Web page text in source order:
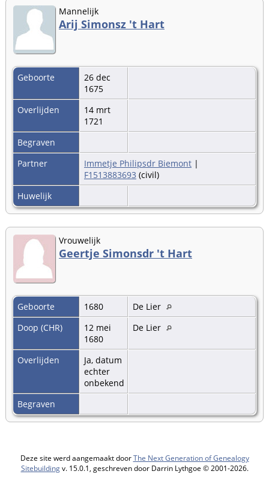
Mannelijk
Arij Simonsz 't Hart
Geboorte
26 dec
1675
Overlijden
14 mrt
1721
Begraven
Partner
Immetje Philipsdr Biemont |
F1513883693 (civil)
Huwelijk
Vrouwelijk
Geertje Simonsdr 't Hart
Geboorte 1680
De Lier
Doop (CHR)
12 mei
1680
De Lier
Overlijden
Ja, datum
echter
onbekend
Begraven
Deze site werd aangemaakt doorThe Next Generation of Genealogy
Sitebuildingv. 15.0.1, geschreven door Darrin Lythgoe © 2001-2026.